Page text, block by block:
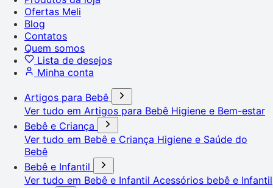
Ofertas Meli
Blog
Contatos
Quem somos
Lista de desejos
Minha conta
Artigos para Bebê
Ver tudo em Artigos para Bebê Higiene e Bem-estar
Bebê e Criança
Ver tudo em Bebê e Criança Higiene e Saúde do
Bebê
Bebê e Infantil
Ver tudo em Bebê e Infantil Acessórios bebê e Infantil